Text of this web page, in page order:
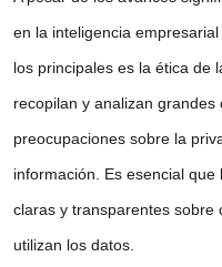
en la inteligencia
los principales es la ética de
recopilan y analizan
preocupaciones sobre la
información. Es esencial
claras y transparentes sobre
utilizan los datos.